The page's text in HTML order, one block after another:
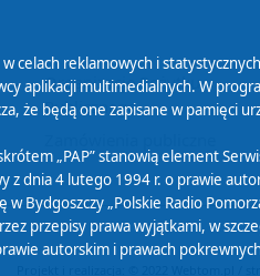
Organizacje Pożytku
Publicznego
celach reklamowych i
aplikacji multimedialnych. W
że będą one zapisane w pamięci
„PAP” stanowią element
z dnia 4 lutego 1994 r. o prawie
w Bydgoszczy „Polskie Radio
przepisy prawa wyjątkami, w
autorskim i prawach